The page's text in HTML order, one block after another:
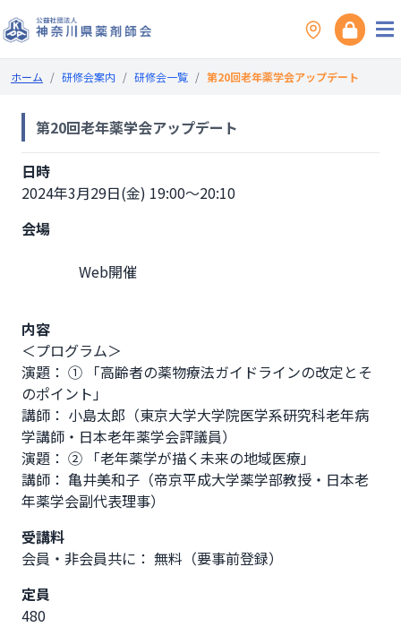
ホーム / 研修会案内 / 研修会一覧 / 第20回老年薬学会アップデート
第20回老年薬学会アップデート
日時
2024年3月29日(金) 19:00～20:10
会場
内容
＜プログラム＞
演題： ① 「高齢者の薬物療法ガイドラインの改定とそ
のポイント｣
講師： 小島太郎（東京大学大学院医学系研究科老年病
学講師・日本老年薬学会評議員）
演題： ② 「老年薬学が描く未来の地域医療」
講師： 亀井美和子（帝京平成大学薬学部教授・日本老
年薬学会副代表理事）
受講料
会員・非会員共に： 無料（要事前登録）
定員
480